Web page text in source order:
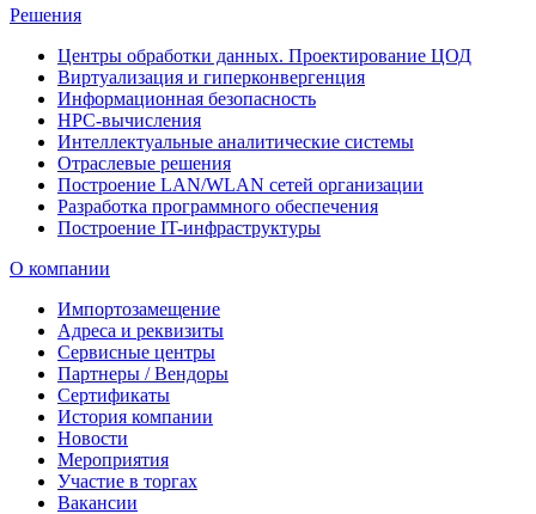
Решения
Центры обработки данных. Проектирование ЦОД
Виртуализация и гиперконвергенция
Информационная безопасность
HPC-вычисления
Интеллектуальные аналитические системы
Отраслевые решения
Построение LAN/WLAN сетей организации
Разработка программного обеспечения
Построение IT-инфраструктуры
О компании
Импортозамещение
Адреса и реквизиты
Сервисные центры
Партнеры / Вендоры
Сертификаты
История компании
Новости
Мероприятия
Участие в торгах
Вакансии